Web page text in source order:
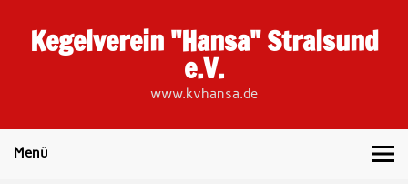
contentKegelverein "Hansa" Stralsund
e.V.
www.kvhansa.de
Menü